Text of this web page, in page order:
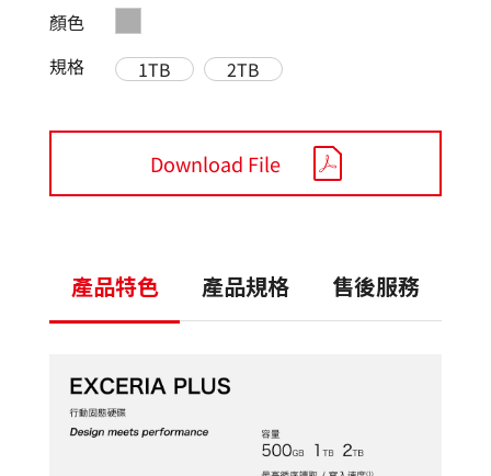
顏色
規格
1TB 2TB
Download File
產品特色 產品規格 售後服務